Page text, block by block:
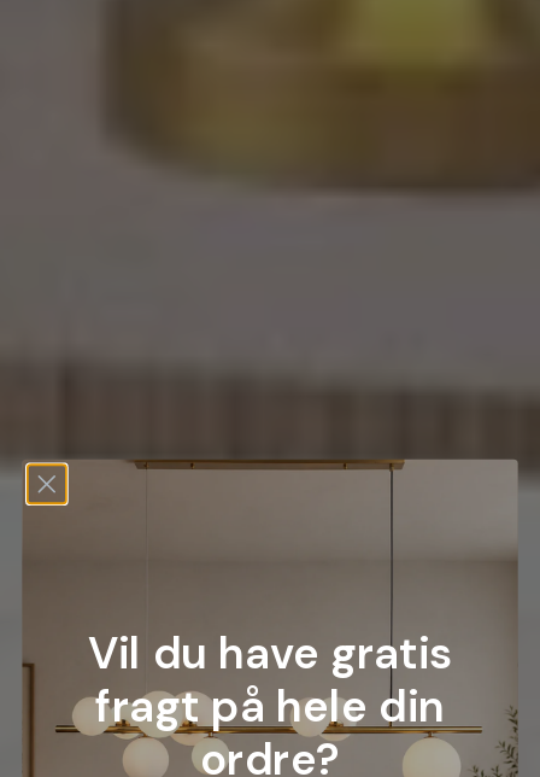
Vil du have gratis
fragt på hele din
ordre?